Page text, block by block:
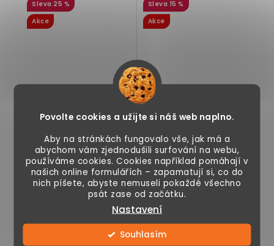
Povolte cookies a užijte si náš web naplno.
Aby na stránkách fungovalo vše, jak má a
abychom vám zjednodušili surfování na webu,
používáme cookies. Cookies například pomáhají v
našich online formulářích – zapamatují si, co do
nich píšete, abyste nemuseli pokaždé všechno
psát zase od začátku.
Nastavení
Souhlasím
vyjímatelné koše, 50
x 32 x 69,7 cm
25 %
Akce
Koš na prádlo od
Homcom, vyrobený
polyesteru
podobný lnu, šedá...
policemi, bílá
15 %
Akce
Koupelnová skříňka
nastavitelnými
policemi,
nastavitelná